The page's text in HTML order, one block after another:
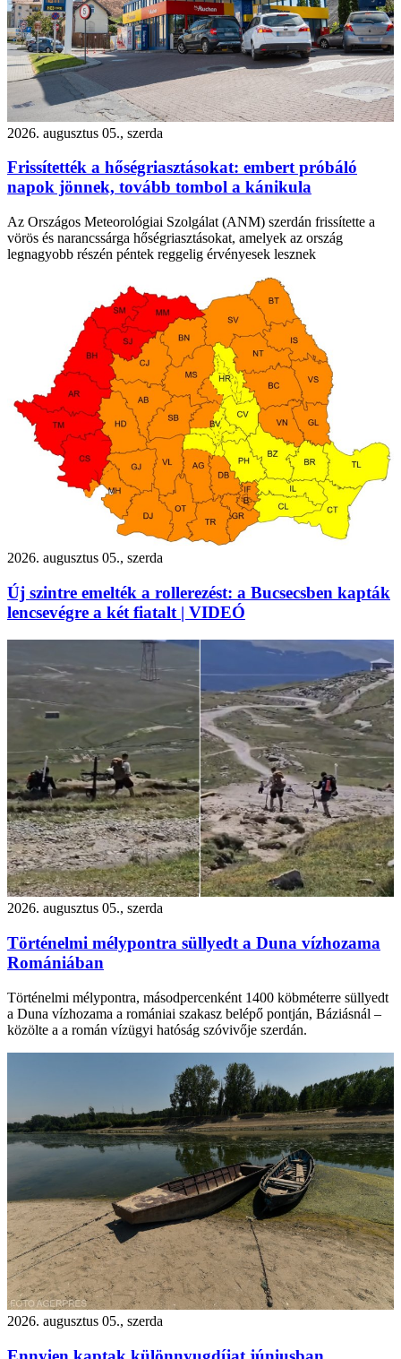
2026. augusztus 05., szerda
Frissítették a hőségriasztásokat: embert próbáló
napok jönnek, tovább tombol a kánikula
Az Országos Meteorológiai Szolgálat (ANM) szerdán frissítette a
vörös és narancssárga hőségriasztásokat, amelyek az ország
legnagyobb részén péntek reggelig érvényesek lesznek
2026. augusztus 05., szerda
Új szintre emelték a rollerezést: a Bucsecsben kapták
lencsevégre a két fiatalt | VIDEÓ
2026. augusztus 05., szerda
Történelmi mélypontra süllyedt a Duna vízhozama
Romániában
Történelmi mélypontra, másodpercenként 1400 köbméterre süllyedt
a Duna vízhozama a romániai szakasz belépő pontján, Báziásnál –
közölte a a román vízügyi hatóság szóvivője szerdán.
2026. augusztus 05., szerda